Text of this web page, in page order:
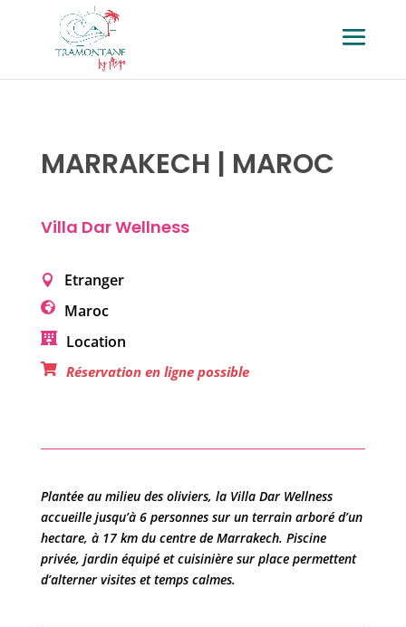
MARRAKECH | MAROC
Villa Dar Wellness
Etranger
Maroc
Location
Réservation en ligne possible
Plantée au milieu des oliviers, la Villa Dar Wellness
accueille jusqu’à 6 personnes sur un terrain arboré d’un
hectare, à 17 km du centre de Marrakech. Piscine
privée, jardin équipé et cuisinière sur place permettent
d’alterner visites et temps calmes.